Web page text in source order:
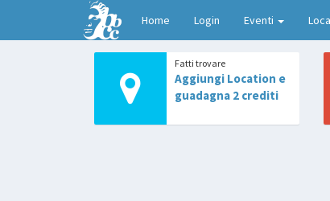
Home Login Eventi
Fatti trovare
Aggiungi Location e
guadagna 2 crediti